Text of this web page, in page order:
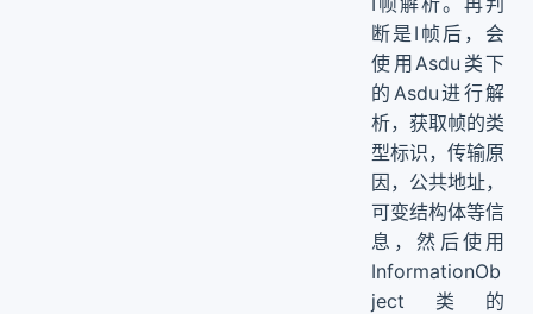
断是I帧后，会
使用Asdu类下
的Asdu进行解
析，获取帧的类
型标识，传输原
因，公共地址，
可变结构体等信
息，然后使用
InformationOb
ject类的